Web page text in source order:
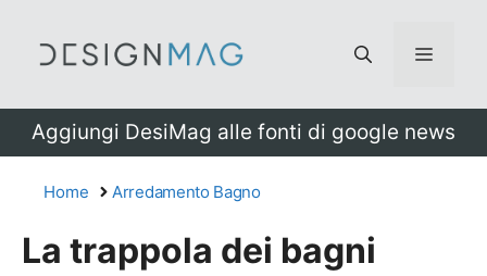
Menu
Aggiungi DesiMag alle fonti di google news
Home Arredamento Bagno
La trappola dei bagni